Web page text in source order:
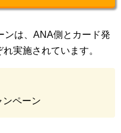
ンは、ANA側とカード発
実施されています。
ンペーン